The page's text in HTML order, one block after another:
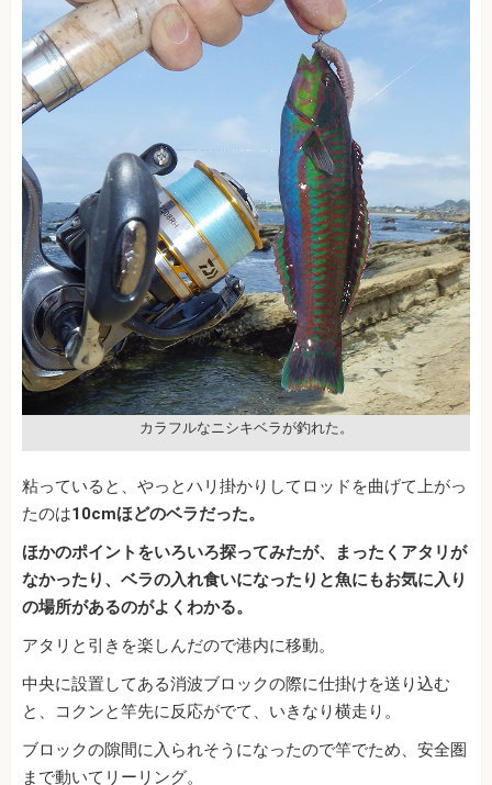
カラフルなニシキベラが釣れた。
粘っていると、やっとハリ掛かりしてロッドを曲げて上がっ
たのは10cmほどのベラだった。
ほかのポイントをいろいろ探ってみたが、まったくアタリが
なかったり、ベラの入れ食いになったりと魚にもお気に入り
の場所があるのがよくわかる。
アタリと引きを楽しんだので港内に移動。
中央に設置してある消波ブロックの際に仕掛けを送り込む
と、コクンと竿先に反応がでて、いきなり横走り。
ブロックの隙間に入られそうになったので竿でため、安全圏
まで動いてリーリング。